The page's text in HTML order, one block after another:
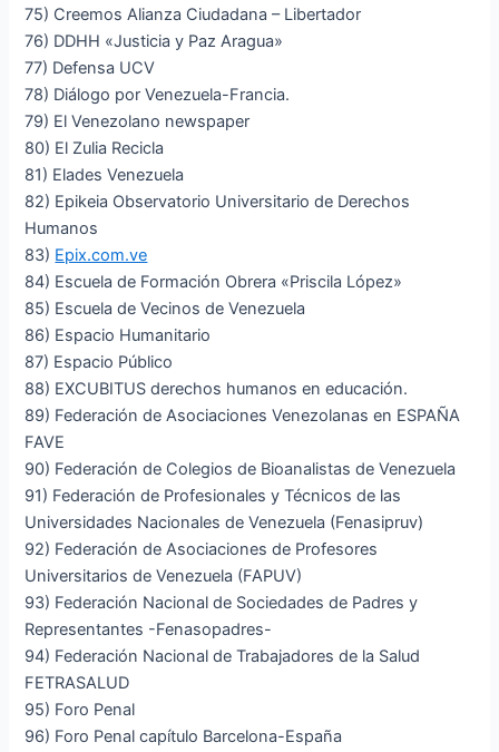
75) Creemos Alianza Ciudadana – Libertador
76) DDHH «Justicia y Paz Aragua»
77) Defensa UCV
78) Diálogo por Venezuela-Francia.
79) El Venezolano newspaper
80) El Zulia Recicla
81) Elades Venezuela
82) Epikeia Observatorio Universitario de Derechos
Humanos
83) Epix.com.ve
84) Escuela de Formación Obrera «Priscila López»
85) Escuela de Vecinos de Venezuela
86) Espacio Humanitario
87) Espacio Público
88) EXCUBITUS derechos humanos en educación.
89) Federación de Asociaciones Venezolanas en ESPAÑA
FAVE
90) Federación de Colegios de Bioanalistas de Venezuela
91) Federación de Profesionales y Técnicos de las
Universidades Nacionales de Venezuela (Fenasipruv)
92) Federación de Asociaciones de Profesores
Universitarios de Venezuela (FAPUV)
93) Federación Nacional de Sociedades de Padres y
Representantes -Fenasopadres-
94) Federación Nacional de Trabajadores de la Salud
FETRASALUD
95) Foro Penal
96) Foro Penal capítulo Barcelona-España